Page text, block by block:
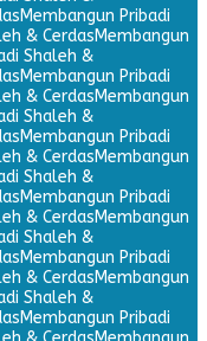
Membangun Pribadi
& CerdasMembangun
Shaleh &
Membangun Pribadi
& CerdasMembangun
Shaleh &
Membangun Pribadi
& CerdasMembangun
Shaleh &
Membangun Pribadi
& CerdasMembangun
Shaleh &
Membangun Pribadi
& CerdasMembangun
Shaleh &
Membangun Pribadi